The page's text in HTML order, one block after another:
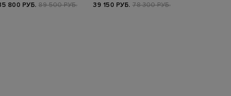
800 РУБ. 89 500 РУБ. 39 150 РУБ. 78 300 РУБ.